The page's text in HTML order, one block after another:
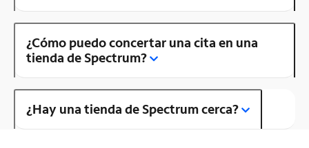
¿Cómo puedo concertar una cita en una
tienda de Spectrum?
¿Hay una tienda de Spectrum cerca?